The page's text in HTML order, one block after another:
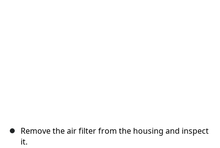
Remove the air filter from the housing and inspect
it.